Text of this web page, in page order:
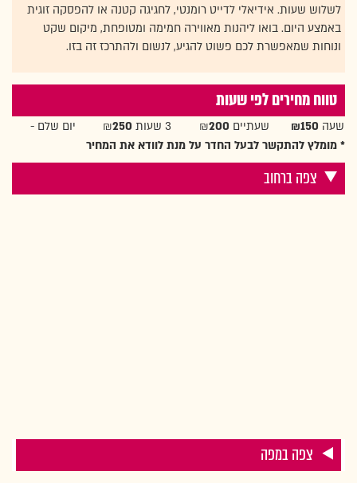
לשלוש שעות. אידיאלי לדייט רומנטי, לחגיגה קטנה או להפסקה זוגית
באמצע היום. בואו ליהנות מאווירה חמימה ומטופחת, מיקום שקט
ונוחות שמאפשרת לכם פשוט להגיע, לנשום ולהתרכז זה בזו.
טווח מחירים לפי שעות
שעה ₪150 שעתיים ₪ 200 3 שעות ₪ 250
יום שלם -
* מומלץ להתקשר לבעל החדר על מנת לוודא את המחיר
צפה ברחוב
צפה במפה